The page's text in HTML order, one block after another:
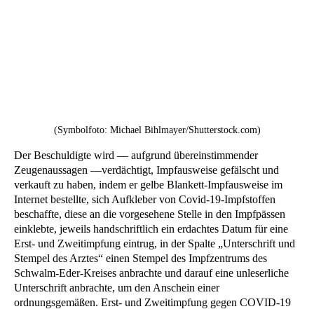
(Symbolfoto: Michael Bihlmayer/Shutterstock.com)
Der Beschuldigte wird — aufgrund übereinstimmender
Zeugenaussagen —verdächtigt, Impfausweise gefälscht und
verkauft zu haben, indem er gelbe Blankett-Impfausweise im
Internet bestellte, sich Aufkleber von Covid-19-Impfstoffen
beschaffte, diese an die vorgesehene Stelle in den Impfpässen
einklebte, jeweils handschriftlich ein erdachtes Datum für eine
Erst- und Zweitimpfung eintrug, in der Spalte „Unterschrift und
Stempel des Arztes“ einen Stempel des Impfzentrums des
Schwalm-Eder-Kreises anbrachte und darauf eine unleserliche
Unterschrift anbrachte, um den Anschein einer
ordnungsgemäßen. Erst- und Zweitimpfung gegen COVID-19